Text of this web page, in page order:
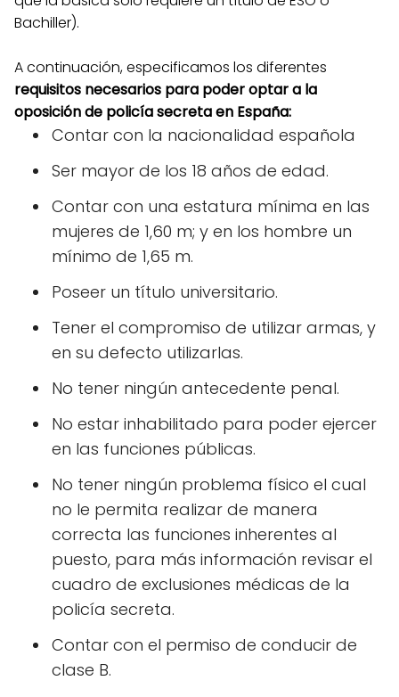
Bachiller).
A continuación, especificamos los diferentes
requisitos necesarios para poder optar a la
oposición de policía secreta en España:
Contar con la nacionalidad española
Ser mayor de los 18 años de edad.
Contar con una estatura mínima en las
mujeres de 1,60 m; y en los hombre un
mínimo de 1,65 m.
Poseer un título universitario.
Tener el compromiso de utilizar armas, y
en su defecto utilizarlas.
No tener ningún antecedente penal.
No estar inhabilitado para poder ejercer
en las funciones públicas.
No tener ningún problema físico el cual
no le permita realizar de manera
correcta las funciones inherentes al
puesto, para más información revisar el
cuadro de exclusiones médicas de la
policía secreta.
Contar con el permiso de conducir de
clase B.